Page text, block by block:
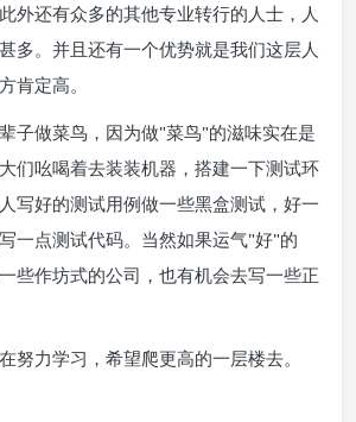
外还有众多的其他专业转行的人士，人
多。并且还有一个优势就是我们这层人
肯定高。
子做菜鸟，因为做"菜鸟"的滋味实在是
们吆喝着去装装机器，搭建一下测试环
写好的测试用例做一些黑盒测试，好一
一点测试代码。当然如果运气"好"的
些作坊式的公司，也有机会去写一些正
努力学习，希望爬更高的一层楼去。